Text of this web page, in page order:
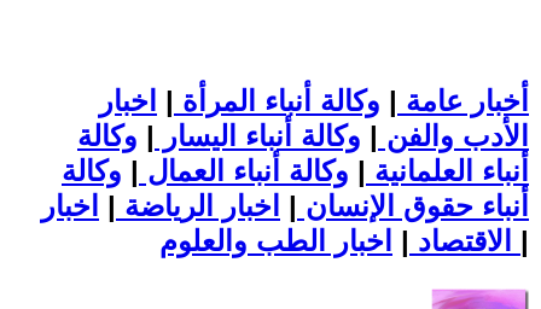
أخبار عامة | وكالة أنباء المرأة | اخبار
الأدب والفن | وكالة أنباء اليسار | وكالة
أنباء العلمانية | وكالة أنباء العمال | وكالة
أنباء حقوق الإنسان | اخبار الرياضة | اخبار
الاقتصاد | |